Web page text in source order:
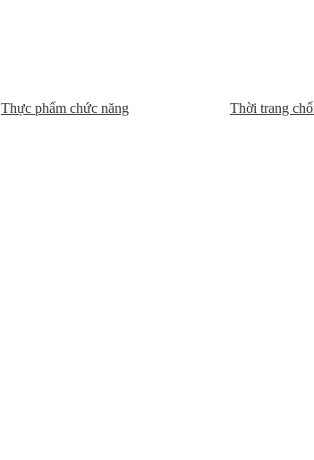
Thực phẩm chức năng Thời trang